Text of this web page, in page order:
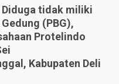
Diduga tidak miliki
(PBG),
Protelindo
Kabupaten Deli